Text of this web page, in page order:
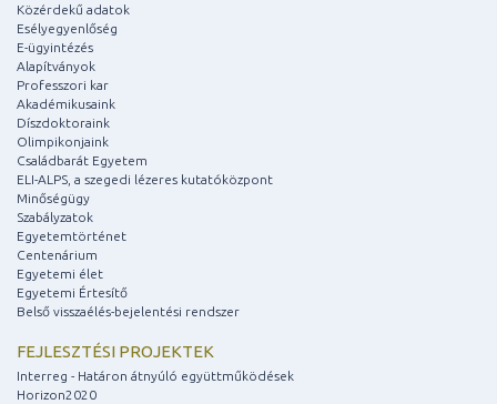
Közérdekű adatok
Esélyegyenlőség
E-ügyintézés
Alapítványok
Professzori kar
Akadémikusaink
Díszdoktoraink
Olimpikonjaink
Családbarát Egyetem
ELI-ALPS, a szegedi lézeres kutatóközpont
Minőségügy
Szabályzatok
Egyetemtörténet
Centenárium
Egyetemi élet
Egyetemi Értesítő
Belső visszaélés-bejelentési rendszer
FEJLESZTÉSI PROJEKTEK
Interreg - Határon átnyúló együttműködések
Horizon2020